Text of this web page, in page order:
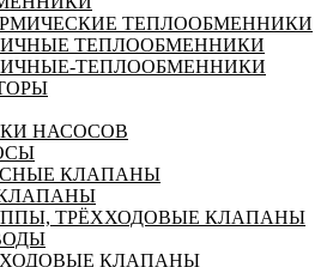
ТЕПЛООБМЕННИКИ
ТЕПЛООБМЕННИКИ
ТЕПЛООБМЕННИКИ
НАСОСОВ
КЛАПАНЫ
ТРЁХХОДОВЫЕ КЛАПАНЫ
КЛАПАНЫ